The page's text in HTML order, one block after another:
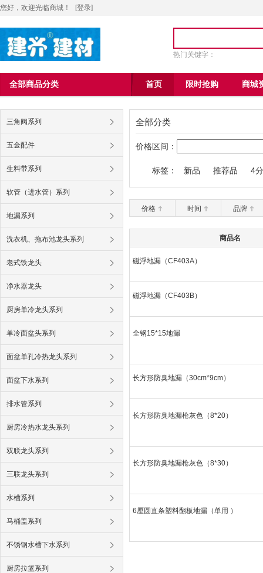
您好，欢迎光临商城！ [登录]
热门关键字：
全部商品分类 首页 限时抢购 商城
三角阀系列
五金配件
生料带系列
软管（进水管）系列
地漏系列
洗衣机、拖布池龙头系列
老式铁龙头
净水器龙头
厨房单冷龙头系列
单冷面盆头系列
面盆单孔冷热龙头系列
面盆下水系列
排水管系列
厨房冷热水龙头系列
双联龙头系列
三联龙头系列
水槽系列
马桶盖系列
不锈钢水槽下水系列
厨房拉篮系列
全部分类
价格区间：
标签： 新品 推荐品
4
九牧王6004马桶
价格 时间 品牌
商品名
磁浮地漏（CF403A）
磁浮地漏（CF403B）
全钢15*15地漏
长方形防臭地漏（30cm*9cm）
长方形防臭地漏枪灰色（8*20）
长方形防臭地漏枪灰色（8*30）
6厘圆直条塑料翻板地漏（单用 ）